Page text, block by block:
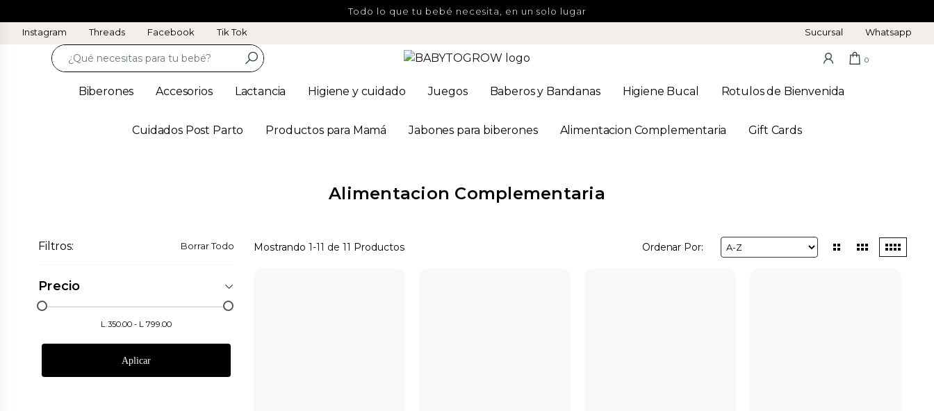
Todo lo que tu bebé necesita, en un solo lugar
Instagram
Threads Facebook Tik Tok Sucursal Whatsapp
0
Biberones Accesorios Lactancia Higiene y cuidado Juegos Baberos y Bandanas Higiene Bucal Rotulos de Bienvenida
Cuidados Post Parto Productos para Mamá Jabones para biberones Alimentacion Complementaria Gift Cards
Alimentacion Complementaria
Mostrando 1-11 de 11 Productos Ordenar Por:
Filtros: Borrar Todo
Precio
L 350.00- L 799.00
Aplicar